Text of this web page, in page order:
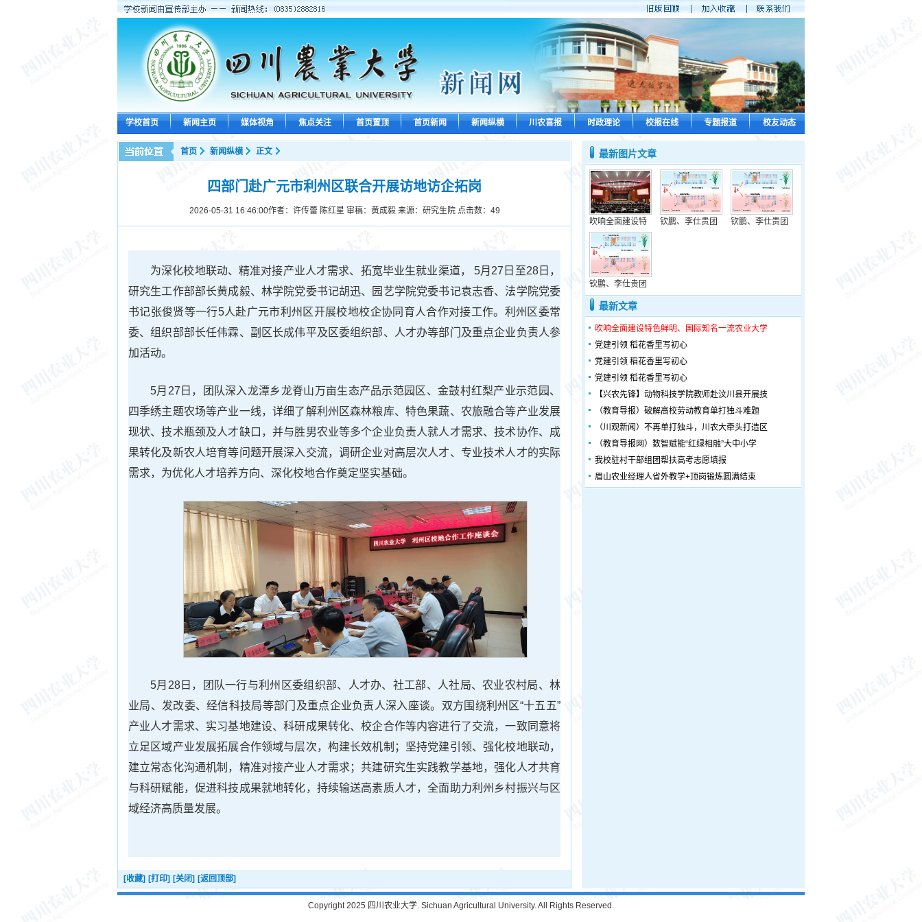
学校首页 新闻主页 媒体视角 焦点关注 首页置顶 首页新闻 新闻纵横 川农喜报 时政理论 校报在线 专题报道 校友动态
首页 新闻纵横 正文
四部门赴广元市利州区联合开展访地访企拓岗
2026-05-31 16:46:00作者：许传蕾 陈红星 审稿：黄成毅 来源：研究生院 点击数： 49
为深化校地联动、精准对接产业人才需求、拓宽毕业生就业渠道， 5月27日至28日，
研究生工作部部长黄成毅、林学院党委书记胡迅、园艺学院党委书记袁志香、法学院党委
书记张俊贤等一行5人赴广元市利州区开展校地校企协同育人合作对接工作。利州区委常
委、组织部部长任伟霖、副区长成伟平及区委组织部、人才办等部门及重点企业负责人参
加活动。
5月27日，团队深入龙潭乡龙脊山万亩生态产品示范园区、金鼓村红梨产业示范园、
四季绣主题农场等产业一线，详细了解利州区森林粮库、特色果蔬、农旅融合等产业发展
现状、技术瓶颈及人才缺口，并与胜男农业等多个企业负责人就人才需求、技术协作、成
果转化及新农人培育等问题开展深入交流，调研企业对高层次人才、专业技术人才的实际
需求，为优化人才培养方向、深化校地合作奠定坚实基础。
5月28日，团队一行与利州区委组织部、人才办、社工部、人社局、农业农村局、林
业局、发改委、经信科技局等部门及重点企业负责人深入座谈。双方围绕利州区“十五五”
产业人才需求、实习基地建设、科研成果转化、校企合作等内容进行了交流，一致同意将
立足区域产业发展拓展合作领域与层次，构建长效机制；坚持党建引领、强化校地联动，
建立常态化沟通机制，精准对接产业人才需求；共建研究生实践教学基地，强化人才共育
与科研赋能，促进科技成果就地转化，持续输送高素质人才，全面助力利州乡村振兴与区
域经济高质量发展。
[收藏] [打印] [关闭] [返回顶部]
最新图片文章
吹响全面建设特 钦鹏、李仕贵团 钦鹏、李仕贵团
钦鹏、李仕贵团
最新文章
吹响全面建设特色鲜明、国际知名一流农业大学
党建引领 稻花香里写初心
党建引领 稻花香里写初心
党建引领 稻花香里写初心
【兴农先锋】动物科技学院教师赴汶川县开展技
（教育导报）破解高校劳动教育单打独斗难题
（川观新闻）不再单打独斗，川农大牵头打造区
（教育导报网）数智赋能“红绿相融”大中小学
我校驻村干部组团帮扶高考志愿填报
眉山农业经理人省外教学+顶岗锻炼圆满结束
Copyright 2025 四川农业大学. Sichuan Agricultural University. All Rights Reserved.